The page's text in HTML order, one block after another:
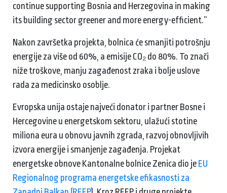
continue supporting Bosnia and Herzegovina in making
its building sector greener and more energy-efficient.”
Nakon završetka projekta, bolnica će smanjiti potrošnju
energije za više od 60%, a emisije CO₂ do 80%. To znači
niže troškove, manju zagađenost zraka i bolje uslove
rada za medicinsko osoblje.
Evropska unija ostaje najveći donator i partner Bosne i
Hercegovine u energetskom sektoru, ulažući stotine
miliona eura u obnovu javnih zgrada, razvoj obnovljivih
izvora energije i smanjenje zagađenja. Projekat
energetske obnove Kantonalne bolnice Zenica dio je EU
Regionalnog programa energetske efikasnosti za